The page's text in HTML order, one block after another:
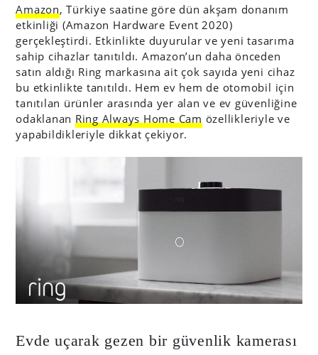
Amazon, Türkiye saatine göre dün akşam donanım
etkinliği (Amazon Hardware Event 2020)
gerçekleştirdi. Etkinlikte duyurular ve yeni tasarıma
sahip cihazlar tanıtıldı. Amazon’un daha önceden
satın aldığı Ring markasına ait çok sayıda yeni cihaz
bu etkinlikte tanıtıldı. Hem ev hem de otomobil için
tanıtılan ürünler arasında yer alan ve ev güvenliğine
odaklanan Ring Always Home Cam özellikleriyle ve
yapabildikleriyle dikkat çekiyor.
Evde uçarak gezen bir güvenlik kamerası